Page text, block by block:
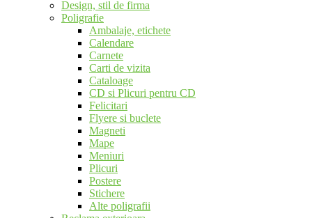
Design, stil de firma
Poligrafie
Ambalaje, etichete
Calendare
Carnete
Carti de vizita
Cataloage
CD si Plicuri pentru CD
Felicitari
Flyere si buclete
Magneti
Mape
Meniuri
Plicuri
Postere
Stichere
Alte poligrafii